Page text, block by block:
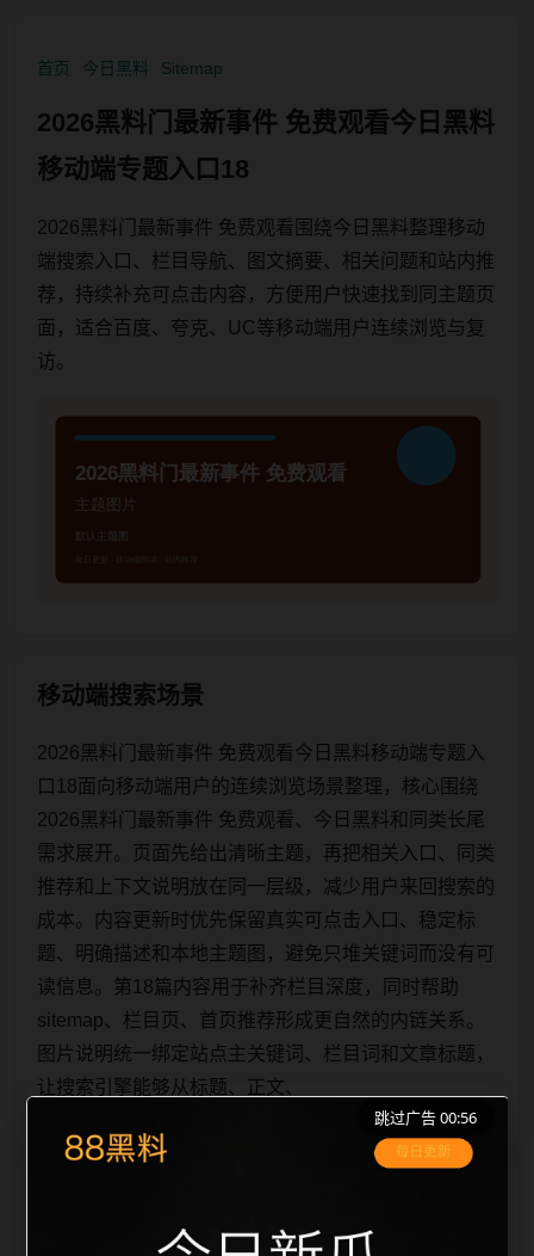
首页 今日黑料 Sitemap
2026黑料门最新事件 免费观看今日黑料
移动端专题入口18
2026黑料门最新事件 免费观看围绕今日黑料整理移动
端搜索入口、栏目导航、图文摘要、相关问题和站内推
荐，持续补充可点击内容，方便用户快速找到同主题页
面，适合百度、夸克、UC等移动端用户连续浏览与复
访。
移动端搜索场景
2026黑料门最新事件 免费观看今日黑料移动端专题入
口18面向移动端用户的连续浏览场景整理，核心围绕
2026黑料门最新事件 免费观看、今日黑料和同类长尾
需求展开。页面先给出清晰主题，再把相关入口、同类
推荐和上下文说明放在同一层级，减少用户来回搜索的
成本。内容更新时优先保留真实可点击入口、稳定标
题、明确描述和本地主题图，避免只堆关键词而没有可
读信息。第18篇内容用于补齐栏目深度，同时帮助
sitemap、栏目页、首页推荐形成更自然的内链关系。
图片说明统一绑定站点主关键词、栏目词和文章标题，
让搜索引擎能够从标题、正文、
跳过广告 00:56